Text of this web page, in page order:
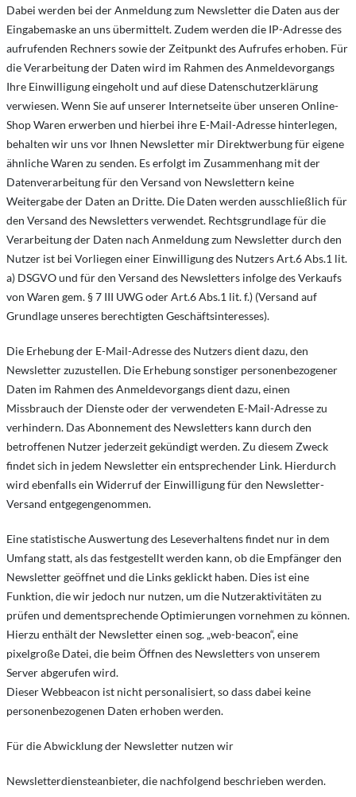
Dabei werden bei der Anmeldung zum Newsletter die Daten aus der
Eingabemaske an uns übermittelt. Zudem werden die IP-Adresse des
aufrufenden Rechners sowie der Zeitpunkt des Aufrufes erhoben. Für
die Verarbeitung der Daten wird im Rahmen des Anmeldevorgangs
Ihre Einwilligung eingeholt und auf diese Datenschutzerklärung
verwiesen. Wenn Sie auf unserer Internetseite über unseren Online-
Shop Waren erwerben und hierbei ihre E-Mail-Adresse hinterlegen,
behalten wir uns vor Ihnen Newsletter mir Direktwerbung für eigene
ähnliche Waren zu senden. Es erfolgt im Zusammenhang mit der
Datenverarbeitung für den Versand von Newslettern keine
Weitergabe der Daten an Dritte. Die Daten werden ausschließlich für
den Versand des Newsletters verwendet. Rechtsgrundlage für die
Verarbeitung der Daten nach Anmeldung zum Newsletter durch den
Nutzer ist bei Vorliegen einer Einwilligung des Nutzers Art.6 Abs.1 lit.
a) DSGVO und für den Versand des Newsletters infolge des Verkaufs
von Waren gem. § 7 III UWG oder Art.6 Abs.1 lit. f.) (Versand auf
Grundlage unseres berechtigten Geschäftsinteresses).
Die Erhebung der E-Mail-Adresse des Nutzers dient dazu, den
Newsletter zuzustellen. Die Erhebung sonstiger personenbezogener
Daten im Rahmen des Anmeldevorgangs dient dazu, einen
Missbrauch der Dienste oder der verwendeten E-Mail-Adresse zu
verhindern. Das Abonnement des Newsletters kann durch den
betroffenen Nutzer jederzeit gekündigt werden. Zu diesem Zweck
findet sich in jedem Newsletter ein entsprechender Link. Hierdurch
wird ebenfalls ein Widerruf der Einwilligung für den Newsletter-
Versand entgegengenommen.
Eine statistische Auswertung des Leseverhaltens findet nur in dem
Umfang statt, als das festgestellt werden kann, ob die Empfänger den
Newsletter geöffnet und die Links geklickt haben. Dies ist eine
Funktion, die wir jedoch nur nutzen, um die Nutzeraktivitäten zu
prüfen und dementsprechende Optimierungen vornehmen zu können.
Hierzu enthält der Newsletter einen sog. „web-beacon“, eine
pixelgroße Datei, die beim Öffnen des Newsletters von unserem
Server abgerufen wird.
Dieser Webbeacon ist nicht personalisiert, so dass dabei keine
personenbezogenen Daten erhoben werden.
Für die Abwicklung der Newsletter nutzen wir
Newsletterdiensteanbieter, die nachfolgend beschrieben werden.